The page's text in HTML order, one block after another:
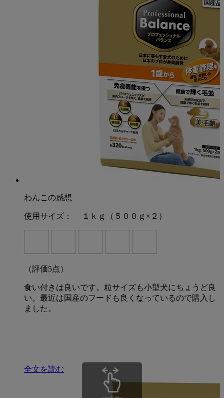
わんこの感想
使用サイズ： １ｋｇ（５００ｇ×２）
（評価5点）
食い付きは良いです。粒サイズも小型犬にちょうど良
い。最近は国産のフードも良くなっているので購入し
ました。
全文を読む